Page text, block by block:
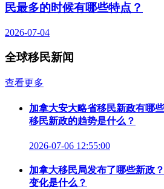
民最多的时候有哪些特点？
2026-07-04
全球移民新闻
查看更多
加拿大安大略省移民新政有哪
移民新政的趋势是什么？
2026-07-06 12:55:00
加拿大移民局发布了哪些新政
变化是什么？